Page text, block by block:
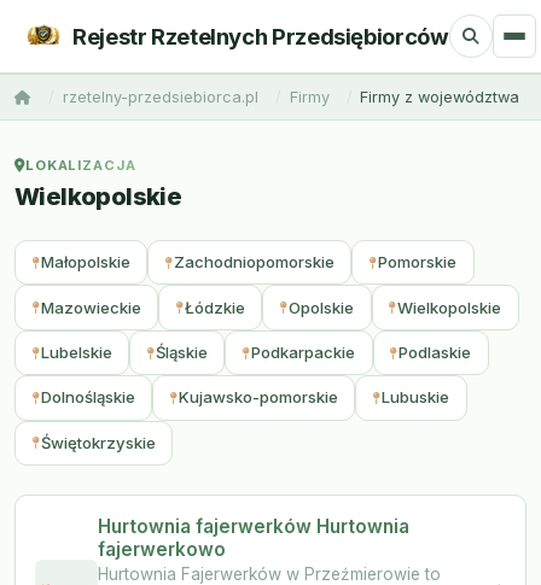
Rejestr Rzetelnych Przedsiębiorców
rzetelny-przedsiebiorca.pl Firmy Firmy z województwa
LOKALIZACJA
Wielkopolskie
Małopolskie Zachodniopomorskie Pomorskie
Mazowieckie Łódzkie Opolskie Wielkopolskie
Lubelskie Śląskie Podkarpackie Podlaskie
Dolnośląskie Kujawsko-pomorskie Lubuskie
Świętokrzyskie
Hurtownia fajerwerków Hurtownia
fajerwerkowo
Hurtownia Fajerwerków w Przeźmierowie to